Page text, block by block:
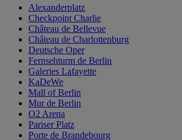
Alexanderplatz
Checkpoint Charlie
Château de Bellevue
Château de Charlottenburg
Deutsche Oper
Fernsehturm de Berlin
Galeries Lafayette
KaDeWe
Mall of Berlin
Mur de Berlin
O2 Arena
Pariser Platz
Porte de Brandebourg